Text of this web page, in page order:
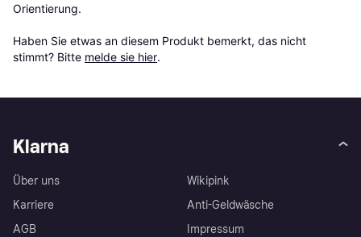
Orientierung.
Haben Sie etwas an diesem Produkt bemerkt, das nicht
stimmt? Bitte melde sie hier.
Klarna
Über uns
Karriere
AGB
Wikipink
Anti-Geldwäsche
Impressum